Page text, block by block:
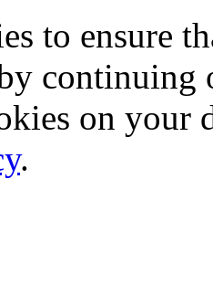
to ensure
continuing
on your
.